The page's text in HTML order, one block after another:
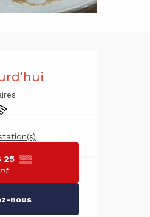
acceptés
25 ▒▒
nous